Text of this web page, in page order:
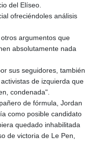
del Elíseo.
ofreciéndoles análisis
argumentos que
absolutamente nada
sus seguidores, también
de izquierda que
condenada".
de fórmula, Jordan
como posible candidato
quedado inhabilitada
de victoria de Le Pen,